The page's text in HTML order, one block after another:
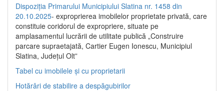
Dispoziția Primarului Municipiului Slatina nr. 1458 din
20.10.2025- exproprierea imobilelor proprietate privată, care
constituie coridorul de expropriere, situate pe
amplasamentul lucrării de utilitate publică „Construire
parcare supraetajată, Cartier Eugen Ionescu, Municipiul
Slatina, Județul Olt”
Tabel cu imobilele și cu proprietarii
Hotărâri de stabilire a despăgubirilor